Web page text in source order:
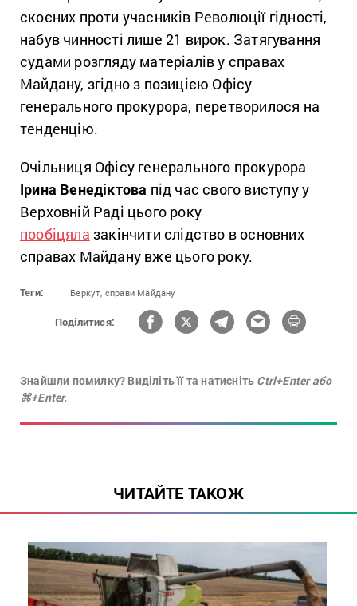
скоєних проти учасників Революції гідності,
набув чинності лише 21 вирок. Затягування
судами розгляду матеріалів у справах
Майдану, згідно з позицією Офісу
генерального прокурора, перетворилося на
тенденцію.
Очільниця Офісу генерального прокурора
Ірина Венедіктова під час свого виступу у
Верховній Раді цього року
пообіцяла закінчити слідство в основних
справах Майдану вже цього року.
Теги: Беркут, справи Майдану
Поділитися:
Знайшли помилку? Виділіть її та натисніть Ctrl+Enter або
⌘+Enter.
ЧИТАЙТЕ ТАКОЖ